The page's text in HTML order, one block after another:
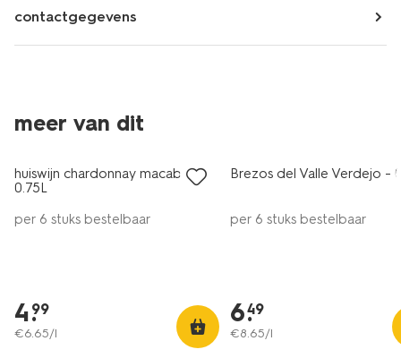
contactgegevens
meer van dit
2 voor 8.49
met je HEMA pas
8+
huiswijn chardonnay macabeo
0.75L
per 6 stuks bestelbaar
4.
99
€6.65/l
8
Brezos del Valle Verdejo -
per 6 stuks bestelbaar
6.
49
€8.65/l